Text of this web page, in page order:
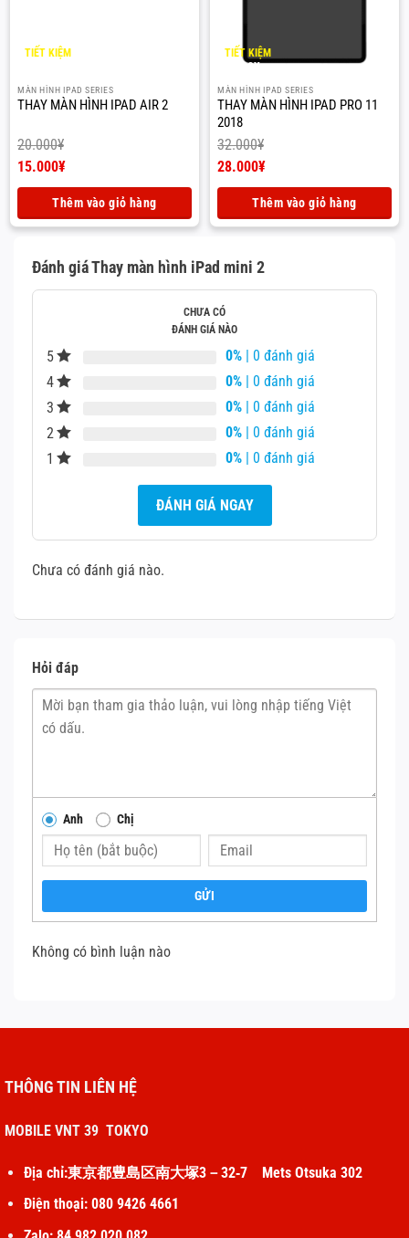
TIẾT KIỆM
MÀN HÌNH IPAD SERIES
THAY MÀN HÌNH IPAD AIR 2
20.000¥
Giá
20.000¥.
15.000¥
tại
là:
Thêm vào giỏ hàng
TIẾT KIỆM
4.000¥
MÀN HÌNH IPAD SERIES
THAY MÀN HÌNH IPAD PRO 11
2018
32.000¥
Giá
32.000¥.
28.000¥
tại
là:
Thêm vào giỏ hàng
Đánh giá Thay màn hình iPad mini 2
CHƯA CÓ
ĐÁNH GIÁ NÀO
5 0% | 0 đánh giá
4
0% | 0 đánh giá
3
0% | 0 đánh giá
2
0% | 0 đánh giá
1
0% | 0 đánh giá
ĐÁNH GIÁ NGAY
Chưa có đánh giá nào.
Hỏi đáp
Anh Chị
GỬI
Không có bình luận nào
THÔNG TIN LIÊN HỆ
MOBILE VNT 39 TOKYO
Địa chỉ:東京都豊島区南大塚3－32‐7 Mets Otsuka 302
Điện thoại: 080 9426 4661